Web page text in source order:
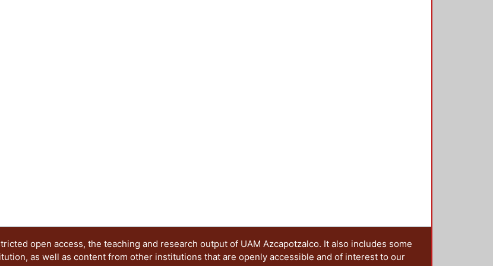
open access, the teaching and research output of UAM Azcapotzalco. It also includes some
as well as content from other institutions that are openly accessible and of interest to our